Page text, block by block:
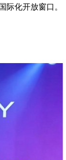
化开放窗口。